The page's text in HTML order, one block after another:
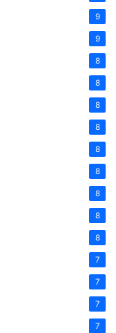
9
9
8
8
8
8
8
8
8
8
8
7
7
7
7